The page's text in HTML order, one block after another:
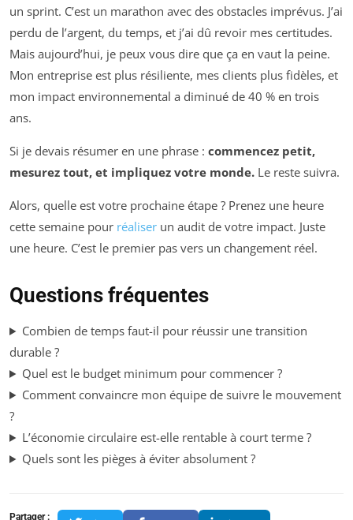
un sprint. C’est un marathon avec des obstacles imprévus. J’ai
perdu de l’argent, du temps, et j’ai dû revoir mes certitudes.
Mais aujourd’hui, je peux vous dire que ça en vaut la peine.
Mon entreprise est plus résiliente, mes clients plus fidèles, et
mon impact environnemental a diminué de 40 % en trois
ans.
Si je devais résumer en une phrase : commencez petit,
mesurez tout, et impliquez votre monde. Le reste suivra.
Alors, quelle est votre prochaine étape ? Prenez une heure
cette semaine pour réaliser un audit de votre impact. Juste
une heure. C’est le premier pas vers un changement réel.
Questions fréquentes
Combien de temps faut-il pour réussir une transition
durable ?
Quel est le budget minimum pour commencer ?
Comment convaincre mon équipe de suivre le mouvement
?
L’économie circulaire est-elle rentable à court terme ?
Quels sont les pièges à éviter absolument ?
Partager :